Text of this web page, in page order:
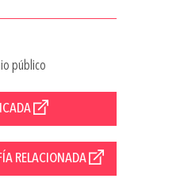
público
RELACIONADA